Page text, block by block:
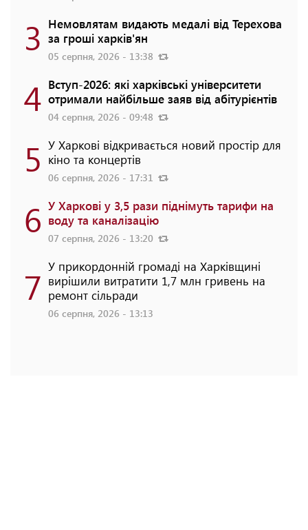
3 Немовлятам видають медалі від Терехова
за гроші харків'ян
05 серпня, 2026 - 13:38
4 Вступ-2026: які харківські університети
отримали найбільше заяв від абітурієнтів
04 серпня, 2026 - 09:48
5 У Харкові відкривається новий простір для
кіно та концертів
06 серпня, 2026 - 17:31
6 У Харкові у 3,5 рази піднімуть тарифи на
воду та каналізацію
07 серпня, 2026 - 13:20
7 У прикордонній громаді на Харківщині
вирішили витратити 1,7 млн гривень на
ремонт сільради
06 серпня, 2026 - 13:13